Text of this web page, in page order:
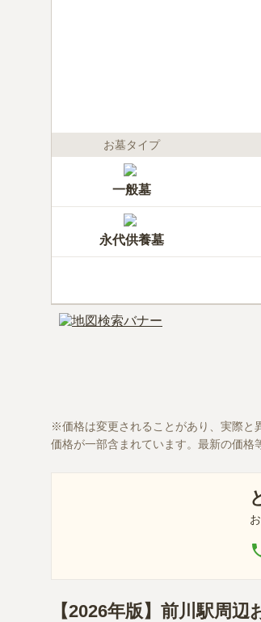
お墓タイプ
一般墓
永代供養墓
価格は変更されることがあり、実際と
価格が一部含まれています。最新の価格
【2026年版】前川駅周辺